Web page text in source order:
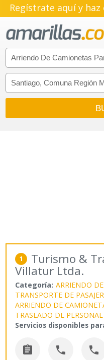
Regístrate aquí y
1 Turismo &
Villatur Ltda.
Categoría: ARRIENDO
TRANSPORTE DE
ARRIENDO DE
TRASLADO DE PERSONAL
Servicios disponibles
  